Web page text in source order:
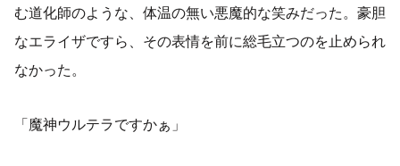
む道化師のような、体温の無い悪魔的な笑みだった。豪胆
なエライザですら、その表情を前に総毛立つのを止められ
なかった。
「魔神ウルテラですかぁ」